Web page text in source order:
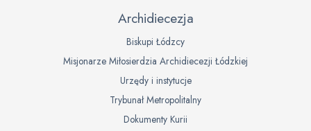
Archidiecezja
Biskupi Łódzcy
Misjonarze Miłosierdzia Archidiecezji Łódzkiej
Urzędy i instytucje
Trybunał Metropolitalny
Dokumenty Kurii